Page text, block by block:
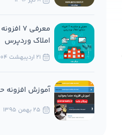
معرفی
املاک وردپرس
آموزش افزونه